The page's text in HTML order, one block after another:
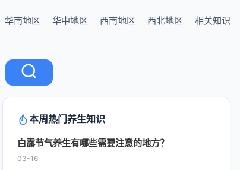
华南地区 华中地区 西南地区 西北地区 相关知识
本周热门养生知识
白露节气养生有哪些需要注意的地方？
03-16